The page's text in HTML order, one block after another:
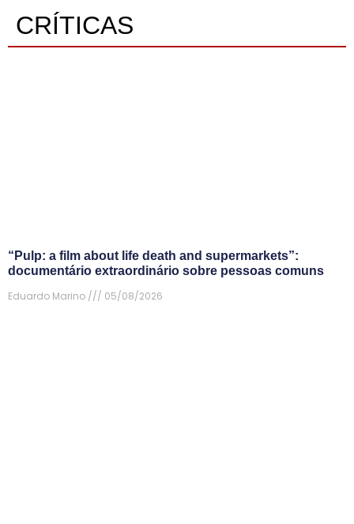
CRÍTICAS
“Pulp: a film about life death and supermarkets”:
documentário extraordinário sobre pessoas comuns
Eduardo Marino
05/08/2026